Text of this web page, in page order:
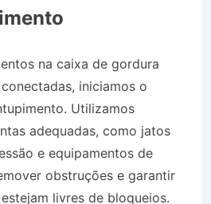
na caixa de gordura
iniciamos o
Utilizamos
adequadas, como jatos
e equipamentos de
obstruções e garantir
livres de bloqueios.